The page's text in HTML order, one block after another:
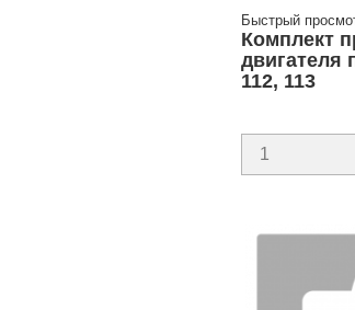
Быстрый
Комплект
двигателя
112, 113